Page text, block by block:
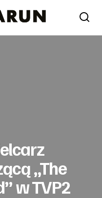
„The
w TVP2